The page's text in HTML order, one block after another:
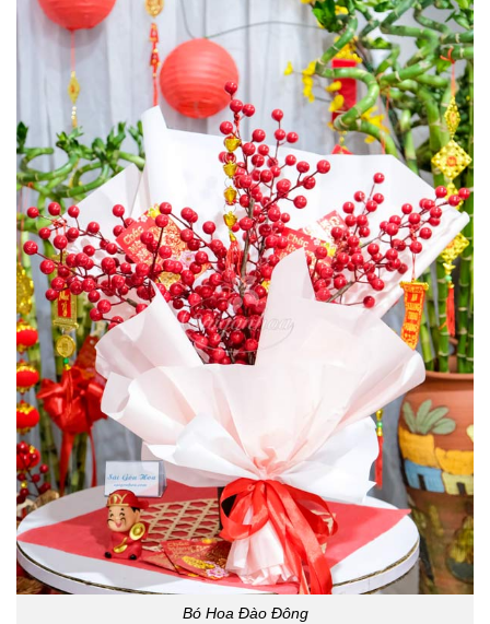
Bó Hoa Đào Đông